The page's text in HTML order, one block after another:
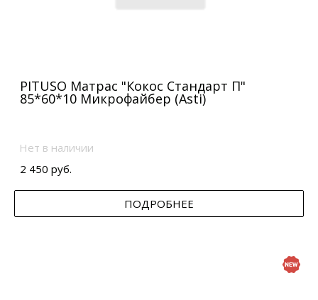
PITUSO Матрас "Кокос Стандарт П"
85*60*10 Микрофайбер (Asti)
Нет в наличии
2 450 руб.
ПОДРОБНЕЕ